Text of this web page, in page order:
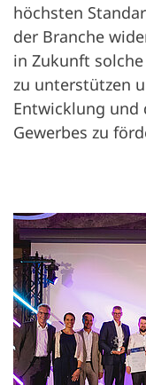
höchsten
der Branche
in Zukunft
zu unterstützen
Entwicklung und
Gewerbes zu